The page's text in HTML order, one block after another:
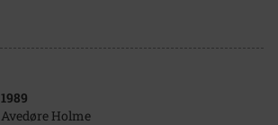
1989
Avedøre Holme